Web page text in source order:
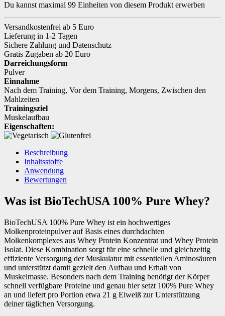
Du kannst maximal 99 Einheiten von diesem Produkt erwerben
Versandkostenfrei ab 5 Euro
Lieferung in 1-2 Tagen
Sichere Zahlung und Datenschutz
Gratis Zugaben ab 20 Euro
Darreichungsform
Pulver
Einnahme
Nach dem Training, Vor dem Training, Morgens, Zwischen den
Mahlzeiten
Trainingsziel
Muskelaufbau
Eigenschaften:
Beschreibung
Inhaltsstoffe
Anwendung
Bewertungen
Was ist BioTechUSA 100% Pure Whey?
BioTechUSA 100% Pure Whey ist ein hochwertiges
Molkenproteinpulver auf Basis eines durchdachten
Molkenkomplexes aus Whey Protein Konzentrat und Whey Protein
Isolat. Diese Kombination sorgt für eine schnelle und gleichzeitig
effiziente Versorgung der Muskulatur mit essentiellen Aminosäuren
und unterstützt damit gezielt den Aufbau und Erhalt von
Muskelmasse. Besonders nach dem Training benötigt der Körper
schnell verfügbare Proteine und genau hier setzt 100% Pure Whey
an und liefert pro Portion etwa 21 g Eiweiß zur Unterstützung
deiner täglichen Versorgung.